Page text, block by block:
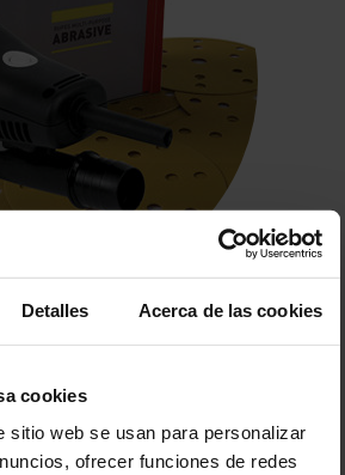
Detalles Acerca de las cookies
cookies
sitio web se usan para personalizar
ofrecer funciones de redes
eléctrica: todo lo
saber
Noticias